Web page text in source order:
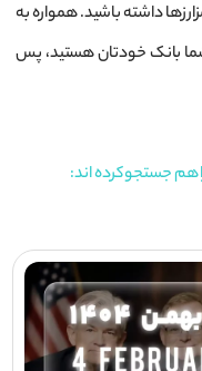
داشته باشید. همواره به
شما بانک خودتان هستید، پس
هم جستجو کرده اند: